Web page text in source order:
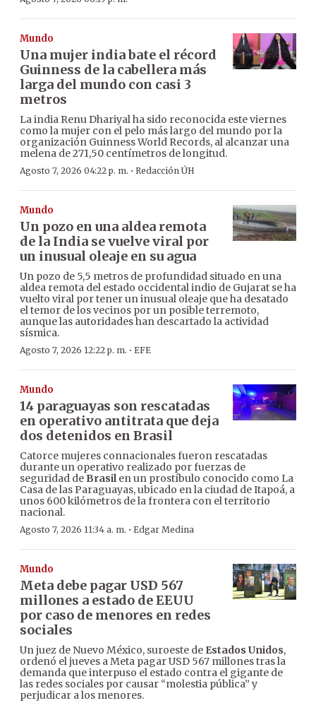
Mundo
Una mujer india bate el récord
Guinness de la cabellera más
larga del mundo con casi 3
metros
La india Renu Dhariyal ha sido reconocida este viernes
como la mujer con el pelo más largo del mundo por la
organización Guinness World Records, al alcanzar una
melena de 271,50 centímetros de longitud.
Agosto 7, 2026 04:22 p. m. · Redacción ÚH
Mundo
Un pozo en una aldea remota
de la India se vuelve viral por
un inusual oleaje en su agua
Un pozo de 5,5 metros de profundidad situado en una
aldea remota del estado occidental indio de Gujarat se ha
vuelto viral por tener un inusual oleaje que ha desatado
el temor de los vecinos por un posible terremoto,
aunque las autoridades han descartado la actividad
sísmica.
Agosto 7, 2026 12:22 p. m. · EFE
Mundo
14 paraguayas son rescatadas
en operativo antitrata que deja
dos detenidos en Brasil
Catorce mujeres connacionales fueron rescatadas
durante un operativo realizado por fuerzas de
seguridad de Brasilen un prostíbulo conocido como La
Casa de las Paraguayas, ubicado en la ciudad de Itapoá, a
unos 600 kilómetros de la frontera con el territorio
nacional.
Agosto 7, 2026 11:34 a. m. · Edgar Medina
Mundo
Meta debe pagar USD 567
millones a estado de EEUU
por caso de menores en redes
sociales
Un juez de Nuevo México, suroeste de Estados Unidos,
ordenó el jueves a Meta pagar USD 567 millones tras la
demanda que interpuso el estado contra el gigante de
las redes sociales por causar “molestia pública” y
perjudicar a los menores.